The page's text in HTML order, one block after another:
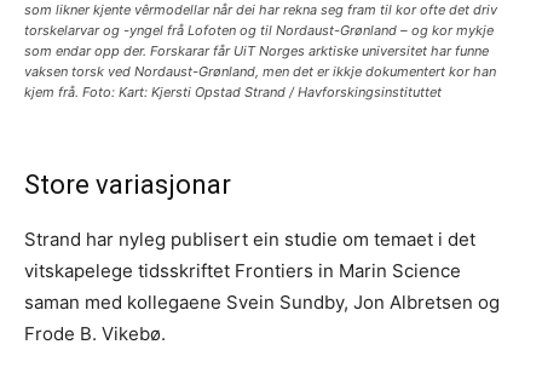
som likner kjente vêrmodellar når dei har rekna seg fram til kor ofte det driv
torskelarvar og -yngel frå Lofoten og til Nordaust-Grønland – og kor mykje
som endar opp der. Forskarar får UiT Norges arktiske universitet har funne
vaksen torsk ved Nordaust-Grønland, men det er ikkje dokumentert kor han
kjem frå. Foto: Kart: Kjersti Opstad Strand / Havforskingsinstituttet
Store variasjonar
Strand har nyleg publisert ein studie om temaet i det
vitskapelege tidsskriftet Frontiers in Marin Science
saman med kollegaene Svein Sundby, Jon Albretsen og
Frode B. Vikebø.